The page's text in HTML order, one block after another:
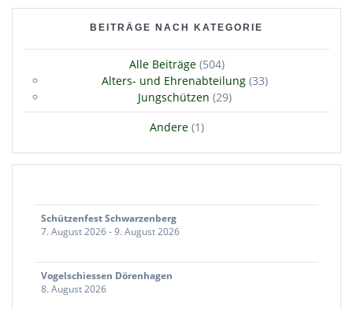
BEITRÄGE NACH KATEGORIE
Alle Beiträge(504)
Alters- und Ehrenabteilung (33)
Jungschützen (29)
Andere(1)
Schützenfest Schwarzenberg
7. August 2026-9. August 2026
Vogelschiessen Dörenhagen
8. August 2026